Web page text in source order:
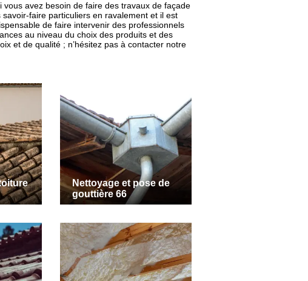
avez besoin de faire des travaux de façade
faire particuliers en ravalement et il est
de faire intervenir des professionnels
au niveau du choix des produits et des
et de qualité ; n’hésitez pas à contacter notre
Nettoyage et pose de
gouttière 66